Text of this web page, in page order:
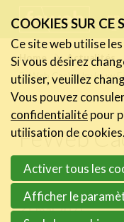
links
Jump
to
navigation
Jump
main
content
FR
Home
Actualités
FeWeb CacheUp: jouw
FeWeb
FeWeb
31 mai 2021
COOKIES SUR CE
Ce site web utilise
Si vous désirez
utiliser, veuillez
Vous pouvez
confidentialitépour
utilisation de cookies.
Activer tous les
Afficher le